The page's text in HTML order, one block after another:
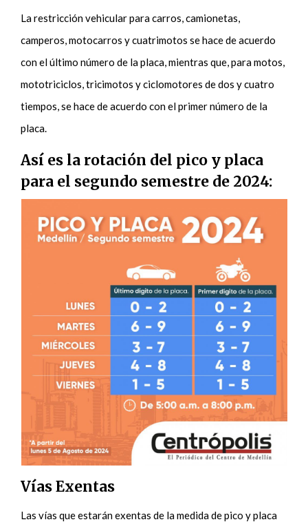
La restricción vehicular para carros, camionetas,
camperos, motocarros y cuatrimotos se hace de acuerdo
con el último número de la placa, mientras que, para motos,
mototriciclos, tricimotos y ciclomotores de dos y cuatro
tiempos, se hace de acuerdo con el primer número de la
placa.
Así es la rotación del pico y placa
para el segundo semestre de 2024:
Vías Exentas
Las vías que estarán exentas de la medida de pico y placa